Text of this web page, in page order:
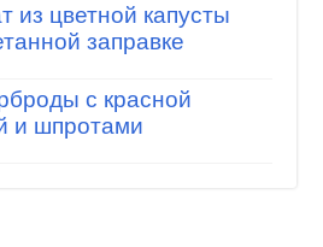
из цветной капусты
заправке
с красной
и шпротами